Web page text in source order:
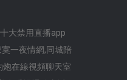
大禁用直播app
寞一夜情網,同城陪
炮在線視頻聊天室